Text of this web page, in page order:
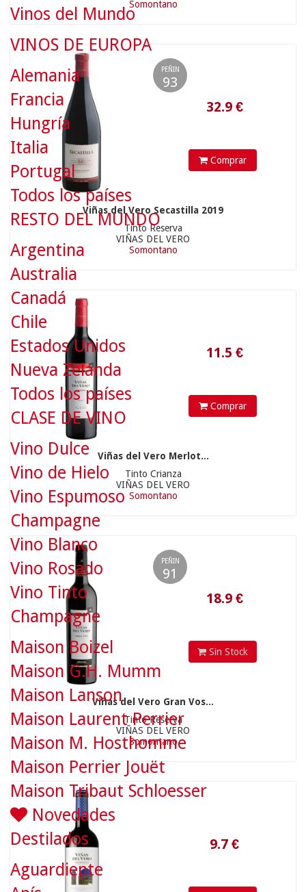
Somontano
PEÑIN
93
Comprar
Viñas del Vero Secastilla 2019
Tinto Reserva
VIÑAS DEL VERO
Somontano
11.5
Comprar
Viñas del Vero Merlot...
Tinto Crianza
VIÑAS DEL VERO
Somontano
PEÑIN
91
18.9
Sin Stock
Viñas del Vero Gran Vos...
Tinto Reserva
VIÑAS DEL VERO
Somontano
Vinos del Mundo
VINOS DE EUROPA
Alemania
Francia
Hungría
Italia
Portugal
Todos los países
RESTO DEL MUNDO
Argentina
Australia
Canadá
Chile
Estados Unidos
Nueva Zelanda
Todos los países
CLASE DE VINO
Vino Dulce
Vino de Hielo
Vino Espumoso
Champagne
Vino Blanco
Vino Rosado
Vino Tinto
Champagne
Maison Boizel
Maison G.H. Mumm
Maison Lanson
Maison Laurent Perrier
Maison M. Hosthomme
Maison Perrier Jouët
Maison Tribaut Schloesser
Novedades
Destilados
Aguardiente